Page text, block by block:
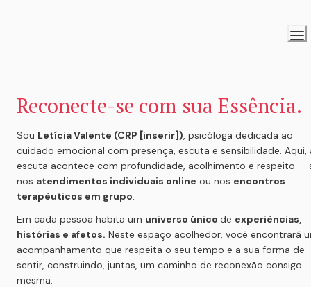
Reconecte-se com sua Essência.
Sou Letícia Valente (CRP [inserir]), psicóloga dedicada ao
cuidado emocional com presença, escuta e sensibilidade. Aqui,
escuta acontece com profundidade, acolhimento e respeito —
nos atendimentos individuais online ou nos encontros
terapêuticos em grupo.
Em cada pessoa habita um universo único de experiências,
histórias e afetos. Neste espaço acolhedor, você encontrará
acompanhamento que respeita o seu tempo e a sua forma de
sentir, construindo, juntas, um caminho de reconexão consigo
mesma.